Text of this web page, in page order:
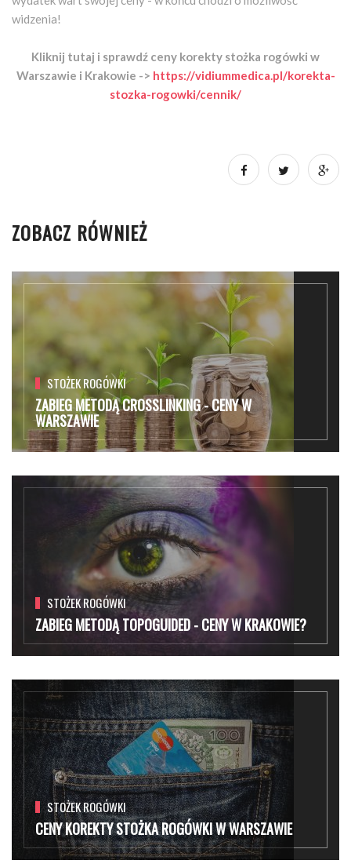
widzenia!
Kliknij tutaj i sprawdź ceny korekty stożka rogówki w
Warszawie i Krakowie -> https://vidiummedica.pl/korekta-
stozka-rogowki/cennik/
ZOBACZ RÓWNIEŻ
STOŻEK ROGÓWKI
ZABIEG METODĄ CROSSLINKING - CENY W
WARSZAWIE
STOŻEK ROGÓWKI
ZABIEG METODĄ TOPOGUIDED - CENY W KRAKOWIE?
STOŻEK ROGÓWKI
CENY KOREKTY STOŻKA ROGÓWKI W WARSZAWIE